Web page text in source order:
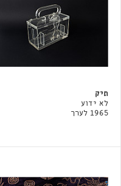
תיק
לא ידוע
1965 לערך